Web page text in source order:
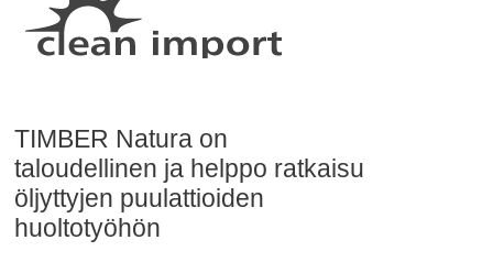
TIMBER Natura on
taloudellinen ja helppo ratkaisu
öljyttyjen puulattioiden
huoltotyöhön